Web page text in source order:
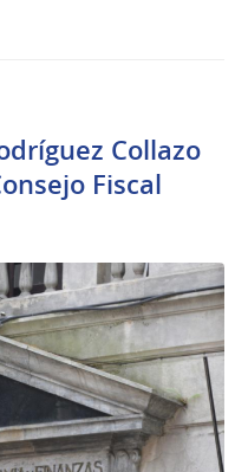
Collazo
Fiscal